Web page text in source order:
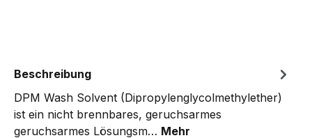
Beschreibung
DPM Wash Solvent (Dipropylenglycolmethylether)
ist ein nicht brennbares, geruchsarmes
geruchsarmes Lösungsm… Mehr